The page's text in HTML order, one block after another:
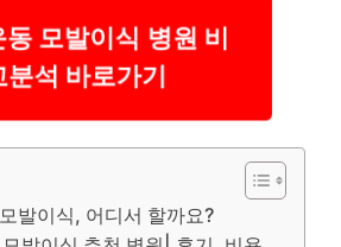
동 모발이식 병원 비
분석 바로가기
발이식, 어디서 할까요?